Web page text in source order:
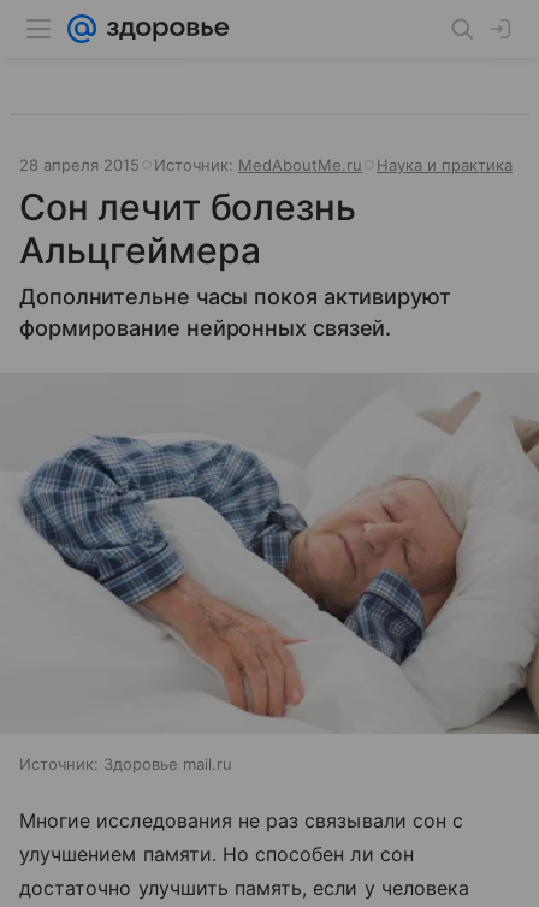
28 апреля 2015 Источник: MedAboutMe.ru Наука и практика
Сон лечит болезнь
Альцгеймера
Дополнительне часы покоя активируют
формирование нейронных связей.
Источник: Здоровье mail.ru
Многие исследования не раз связывали сон с
улучшением памяти. Но способен ли сон
достаточно улучшить память, если у человека